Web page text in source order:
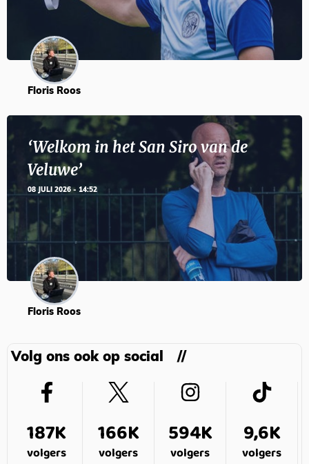
Floris Roos
‘Welkom in het San Siro van de
Veluwe’
08 JULI 2026 - 14:52
Floris Roos
Volg ons ook op social
187K
volgers
166K
volgers
594K
volgers
9,6K
volgers